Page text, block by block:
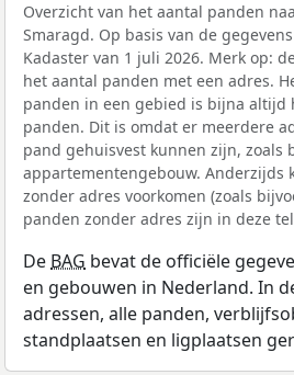
Overzicht van het aantal panden
Smaragd. Op basis van de
Kadaster van 1 juli 2026. Merk op:
het aantal panden met een adres.
panden in een gebied is bijna altijd
panden. Dit is omdat er meerdere
pand gehuisvest kunnen zijn, zoals
appartementengebouw. Anderzijds
zonder adres voorkomen (zoals
panden zonder adres zijn in deze
De BAG bevat de officiële
en gebouwen in Nederland. In
adressen, alle panden,
standplaatsen en ligplaatsen